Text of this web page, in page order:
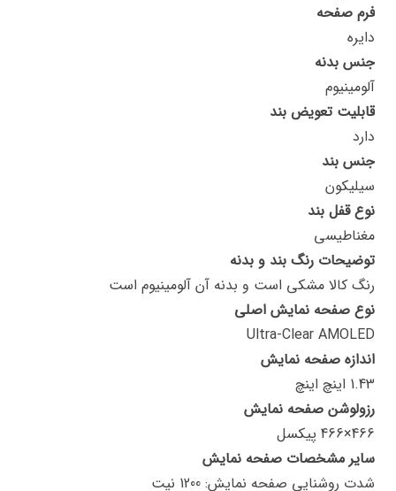
فرم صفحه
دایره
جنس بدنه
آلومینیوم
قابلیت تعویض بند
دارد
جنس بند
سیلیکون
نوع قفل بند
مغناطیسی
توضیحات رنگ بند و بدنه
رنگ کالا مشکی است و بدنه آن آلومینیوم است
نوع صفحه نمایش اصلی
Ultra-Clear AMOLED
اندازه صفحه نمایش
1.43 اینچ اینچ
رزولوشن صفحه نمایش
466×466 پیکسل
سایر مشخصات صفحه نمایش
شدت روشنایی صفحه نمايش: 1200 نیت